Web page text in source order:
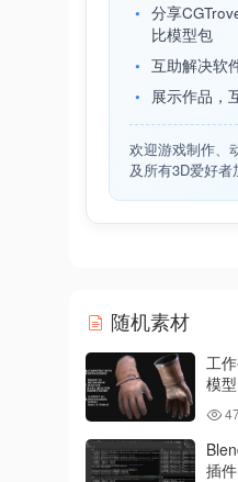
分享
比模型包
互助解决软
展示作品，
欢迎游戏制作、
及所有3D爱好者
随机素材
工
模
3D
插